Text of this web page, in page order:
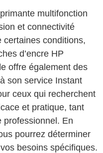
multifonction
et connectivité
certaines conditions,
d’encre HP
offre également des
son service Instant
ceux qui recherchent
et pratique, tant
professionnel. En
pourrez déterminer
besoins spécifiques.